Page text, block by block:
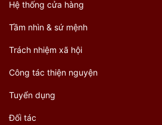
Hệ thống cửa hàng
Tầm nhìn & sứ mệnh
Trách nhiệm xã hội
Công tác thiện nguyện
Tuyển dụng
Đối tác